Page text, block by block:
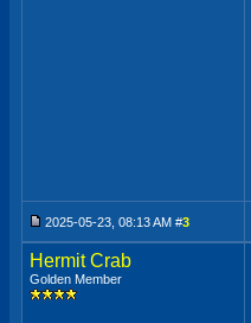
2025-05-23, 08:13 AM #3
Hermit Crab
Golden Member